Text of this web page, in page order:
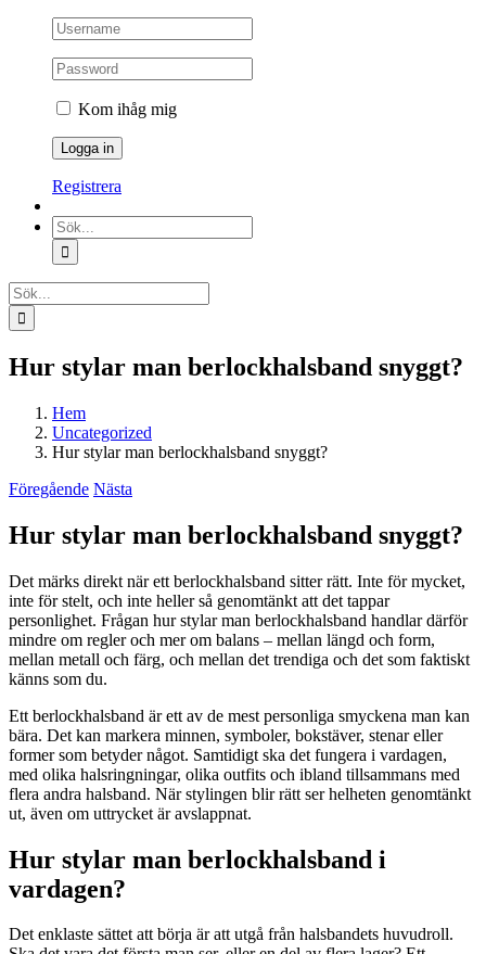
Kom ihåg mig
Registrera
Sök
efter:
Sök
efter:
Hur stylar man berlockhalsband snyggt?
Hem
Uncategorized
Hur stylar man berlockhalsband snyggt?
Föregående Nästa
Hur stylar man berlockhalsband snyggt?
Det märks direkt när ett berlockhalsband sitter rätt. Inte för mycket,
inte för stelt, och inte heller så genomtänkt att det tappar
personlighet. Frågan hur stylar man berlockhalsband handlar därför
mindre om regler och mer om balans – mellan längd och form,
mellan metall och färg, och mellan det trendiga och det som faktiskt
känns som du.
Ett berlockhalsband är ett av de mest personliga smyckena man kan
bära. Det kan markera minnen, symboler, bokstäver, stenar eller
former som betyder något. Samtidigt ska det fungera i vardagen,
med olika halsringningar, olika outfits och ibland tillsammans med
flera andra halsband. När stylingen blir rätt ser helheten genomtänkt
ut, även om uttrycket är avslappnat.
Hur stylar man berlockhalsband i
vardagen?
Det enklaste sättet att börja är att utgå från halsbandets huvudroll.